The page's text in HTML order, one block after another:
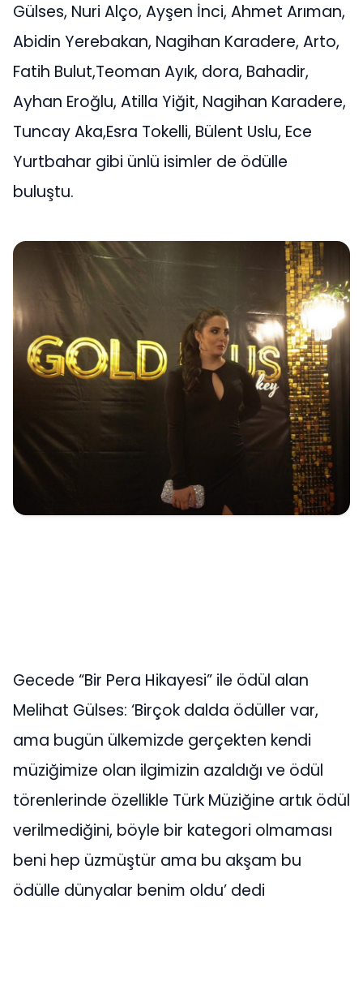
Gülses, Nuri Alço, Ayşen İnci, Ahmet Arıman,
Abidin Yerebakan, Nagihan Karadere, Arto,
Fatih Bulut,Teoman Ayık, dora, Bahadir,
Ayhan Eroğlu, Atilla Yiğit, Nagihan Karadere,
Tuncay Aka,Esra Tokelli, Bülent Uslu, Ece
Yurtbahar gibi ünlü isimler de ödülle
buluştu.
Gecede “Bir Pera Hikayesi” ile ödül alan
Melihat Gülses: ‘Birçok dalda ödüller var,
ama bugün ülkemizde gerçekten kendi
müziğimize olan ilgimizin azaldığı ve ödül
törenlerinde özellikle Türk Müziğine artık ödül
verilmediğini, böyle bir kategori olmaması
beni hep üzmüştür ama bu akşam bu
ödülle dünyalar benim oldu’ dedi